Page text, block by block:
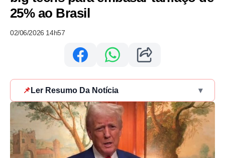
25% ao Brasil
02/06/2026 14h57
📌 Ler Resumo Da Notícia ▾